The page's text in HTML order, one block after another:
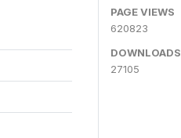
PAGE VIEWS
620823
DOWNLOADS
27105